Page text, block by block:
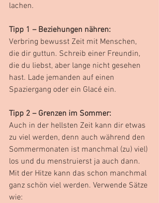
lachen.
Tipp 1 – Beziehungen nähren:
Verbring bewusst Zeit mit Menschen,
die dir guttun. Schreib einer Freundin,
die du liebst, aber lange nicht gesehen
hast. Lade jemanden auf einen
Spaziergang oder ein Glacé ein.
Tipp 2 – Grenzen im Sommer:
Auch in der hellsten Zeit kann dir etwas
zu viel werden, denn auch während den
Sommermonaten ist manchmal (zu) viel)
los und du menstruierst ja auch dann.
Mit der Hitze kann das schon manchmal
ganz schön viel werden. Verwende Sätze
wie: